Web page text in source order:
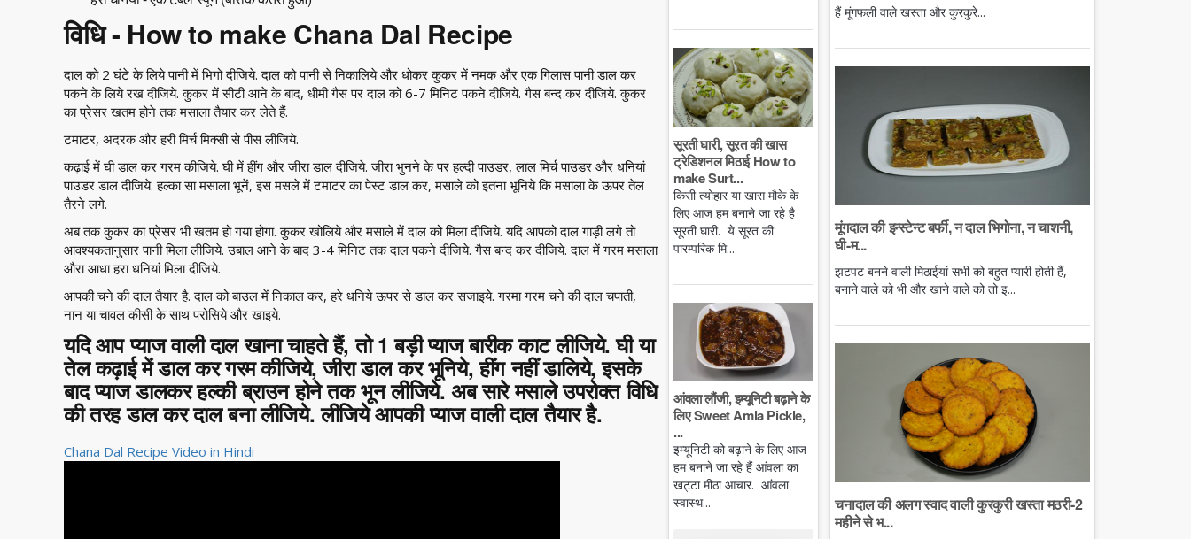
विधि - How to make Chana Dal Recipe
दाल को 2 घंटे के लिये पानी में भिगो दीजिये. दाल को पानी से निकालिये और धोकर कुकर में नमक और एक गिलास पानी डाल कर
पकने के लिये रख दीजिये. कुकर में सीटी आने के बाद, धीमी गैस पर दाल को 6-7 मिनिट पकने दीजिये. गैस बन्द कर दीजिये. कुकर
का प्रेसर खतम होने तक मसाला तैयार कर लेते हैं.
टमाटर, अदरक और हरी मिर्च मिक्सी से पीस लीजिये.
कढ़ाई में घी डाल कर गरम कीजिये. घी में हींग और जीरा डाल दीजिये. जीरा भुनने के पर हल्दी पाउडर, लाल मिर्च पाउडर और धनियां
पाउडर डाल दीजिये. हल्का सा मसाला भूनें, इस मसले में टमाटर का पेस्ट डाल कर, मसाले को इतना भूनिये कि मसाला के ऊपर तेल
तैरने लगे.
अब तक कुकर का प्रेसर भी खतम हो गया होगा. कुकर खोलिये और मसाले में दाल को मिला दीजिये. यदि आपको दाल गाड़ी लगे तो
आवश्यकतानुसार पानी मिला लीजिये. उबाल आने के बाद 3-4 मिनिट तक दाल पकने दीजिये. गैस बन्द कर दीजिये. दाल में गरम मसाला
औरा आधा हरा धनियां मिला दीजिये.
आपकी चने की दाल तैयार है. दाल को बाउल में निकाल कर, हरे धनिये ऊपर से डाल कर सजाइये. गरमा गरम चने की दाल चपाती,
नान या चावल कीसी के साथ परोसिये और खाइये.
यदि आप प्याज वाली दाल खाना चाहते हैं, तो 1 बड़ी प्याज बारीक काट लीजिये. घी या
तेल कढ़ाई में डाल कर गरम कीजिये, जीरा डाल कर भूनिये, हींग नहीं डालिये, इसके
बाद प्याज डालकर हल्की ब्राउन होने तक भून लीजिये. अब सारे मसाले उपरोक्त विधि
की तरह डाल कर दाल बना लीजिये. लीजिये आपकी प्याज वाली दाल तैयार है.
Chana Dal Recipe Video in Hindi
सूरती घारी, सूरत की खास
ट्रेडिशनल मिठाई How to
make Surt...
किसी त्योहार या खास मौके के
लिए आज हम बनाने जा रहे है
सूरती घारी. ये सूरत की
पारम्परिक मि...
आंवला लौंजी, इम्यूनिटी बढ़ाने के
लिए Sweet Amla Pickle,
...
इम्यूनिटी को बढ़ाने के लिए आज
हम बनाने जा रहे हैं आंवला का
खट्टा मीठा आचार. आंवला
स्वास्थ...
हैं मूंगफली वाले खस्ता और कुरकुरे...
मूंगदाल की इन्स्टेन्ट बर्फी, न दाल भिगोना, न चाशनी,
घी-म...
झटपट बनने वाली मिठाईयां सभी को बहुत प्यारी होती हैं,
बनाने वाले को भी और खाने वाले को तो इ...
चनादाल की अलग स्वाद वाली कुरकुरी खस्ता मठरी-2
महीने से भ...